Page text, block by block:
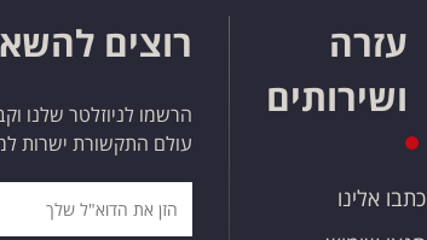
עזרה
ושירותים
כתבו אלינו
רוצים
הרשמו לניוזלטר שלנו
עולם התקשורת ישרות